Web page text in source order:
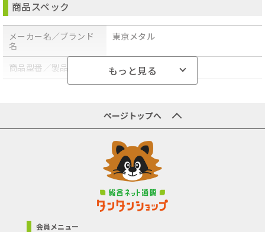
●全光束:5200/lm
●色温度:5000K
●光源色:昼白色
●平均演色評価数:Ra80
●本体サイズ:L1250×W80×H51mm
●重量:1.9kg
●ビーム角度:180度
●定格寿命:5万時間
●注:取り付けは電気工事士による直結工事が必要です。
商品スペック
メーカー名／ブランド
名
東京メタル
商品型番／製品番号
BL-LX-Z32
もっと見る
ページトップへ
会員メニュー